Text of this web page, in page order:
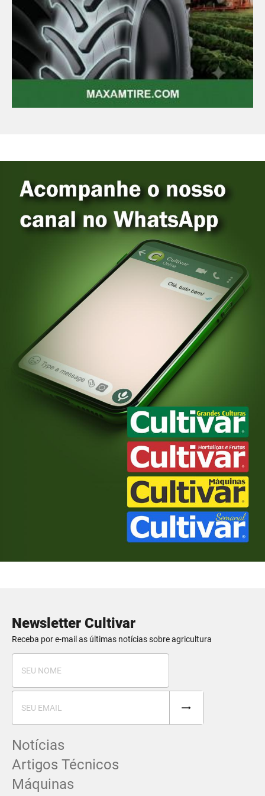
Newsletter Cultivar
Receba por e-mail as últimas notícias sobre agricultura
Notícias
Artigos Técnicos
Máquinas